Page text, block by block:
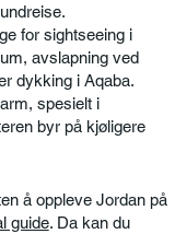
for sightseeing i
avslapning ved
dykking i Aqaba.
spesielt i
byr på kjøligere
å oppleve Jordan på
guide. Da kan du